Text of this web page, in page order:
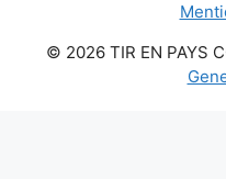
© 2026 TIR EN PAYS